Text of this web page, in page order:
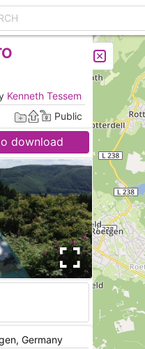
Kenneth Tessem
Public
download